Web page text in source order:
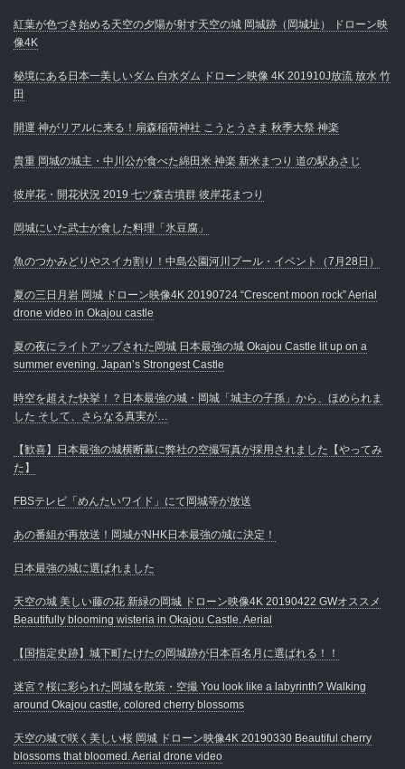
紅葉が色づき始める天空の夕陽が射す天空の城 岡城跡（岡城址） ドローン映
像4K
秘境にある日本一美しいダム 白水ダム ドローン映像 4K 201910J放流 放水 竹
田
開運 神がリアルに来る！扇森稲荷神社 こうとうさま 秋季大祭 神楽
貴重 岡城の城主・中川公が食べた綿田米 神楽 新米まつり 道の駅あさじ
彼岸花・開花状況 2019 七ツ森古墳群 彼岸花まつり
岡城にいた武士が食した料理「氷豆腐」
魚のつかみどりやスイカ割り！中島公園河川プール・イベント（7月28日）
夏の三日月岩 岡城 ドローン映像4K 20190724 “Crescent moon rock” Aerial
drone video in Okajou castle
夏の夜にライトアップされた岡城 日本最強の城 Okajou Castle lit up on a
summer evening. Japan’s Strongest Castle
時空を超えた快挙！？日本最強の城・岡城「城主の子孫」から、ほめられま
した そして、さらなる真実が…
【歓喜】日本最強の城横断幕に弊社の空撮写真が採用されました【やってみ
た】
FBSテレビ「めんたいワイド」にて岡城等が放送
あの番組が再放送！岡城がNHK日本最強の城に決定！
日本最強の城に選ばれました
天空の城 美しい藤の花 新緑の岡城 ドローン映像4K 20190422 GWオススメ
Beautifully blooming wisteria in Okajou Castle. Aerial
【国指定史跡】城下町たけたの岡城跡が日本百名月に選ばれる！！
迷宮？桜に彩られた岡城を散策・空撮 You look like a labyrinth? Walking
around Okajou castle, colored cherry blossoms
天空の城で咲く美しい桜 岡城 ドローン映像4K 20190330 Beautiful cherry
blossoms that bloomed. Aerial drone video